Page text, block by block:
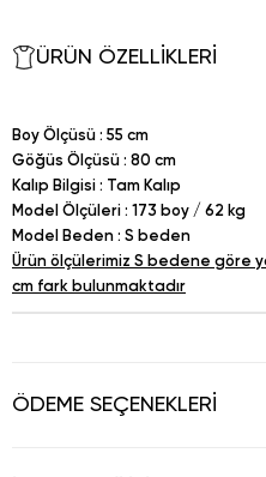
ÜRÜN ÖZELLIKLERI
Boy Ölçüsü : 55 cm
Göğüs Ölçüsü : 80 cm
Kalıp Bilgisi : Tam Kalıp
Model Ölçüleri : 173 boy / 62 kg
Model Beden : S beden
Ürün ölçülerimiz S bedene göre
cm fark bulunmaktadır
ÖDEME SEÇENEKLERI